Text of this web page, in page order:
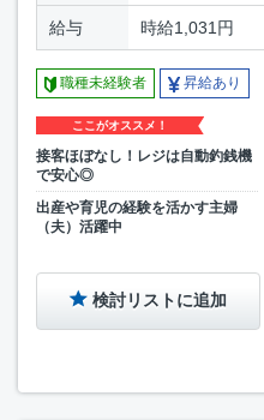
給与 時給1,031円
職種未経験者 昇給あり
ここがオススメ！
接客ほぼなし！レジは自動釣銭機
で安心◎
出産や育児の経験を活かす主婦
（夫）活躍中
検討リストに追加